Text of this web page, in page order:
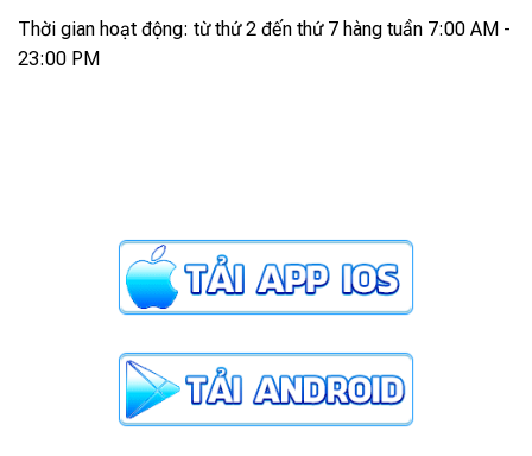
Thời gian hoạt động: từ thứ 2 đến thứ 7 hàng tuần 7:00 AM -
23:00 PM